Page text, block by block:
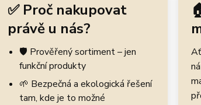
✅ Proč nakupovat
právě u nás?
🛡️ Prověřený sortiment – jen
funkční produkty
🌱 Bezpečná a ekologická řešení
tam, kde je to možné